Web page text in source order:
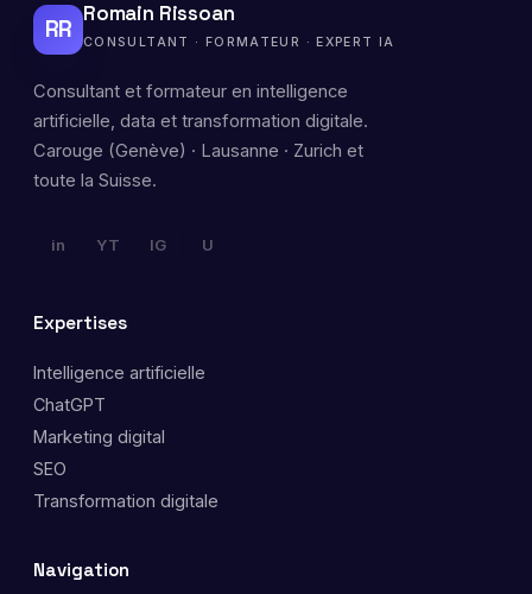
RR
Romain Rissoan
CONSULTANT · FORMATEUR · EXPERT IA
Consultant et formateur en intelligence
artificielle, data et transformation digitale.
Carouge (Genève) · Lausanne · Zurich et
toute la Suisse.
in YT IG U
Expertises
Intelligence artificielle
ChatGPT
Marketing digital
SEO
Transformation digitale
Navigation